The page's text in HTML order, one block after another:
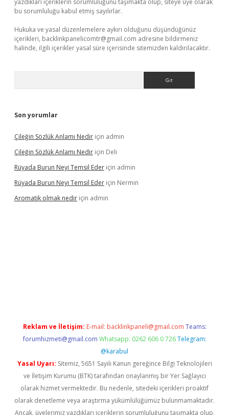
yazdıkları içeriklerin sorumluluğunu taşımakta olup, siteye üye olarak
bu sorumluluğu kabul etmiş sayılırlar.
Hukuka ve yasal düzenlemelere aykırı olduğunu düşündüğünüz
içerikleri, backlinkpanelicomtr@gmail.com adresine bildirmeniz
halinde, ilgili içerikler yasal süre içerisinde sitemizden kaldırılacaktır.
Son yorumlar
Çileğin Sözlük Anlamı Nedir için admin
Çileğin Sözlük Anlamı Nedir için Deli
Rüyada Burun Neyi Temsil Eder için admin
Rüyada Burun Neyi Temsil Eder için Nermin
Aromatik olmak nedir için admin
Reklam ve İletişim: E-mail: backlinkpaneli@gmail.com Teams:
forumhizmeti@gmail.com Whatsapp: 0262 606 0 726 Telegram:
@karabul
Yasal Uyarı: Sitemiz, 5651 Sayılı Kanun gereğince Bilgi Teknolojileri
ve İletişim Kurumu (BTK) tarafından onaylanmış bir Yer Sağlayıcı
olarak hizmet vermektedir. Bu nedenle, sitedeki içerikleri proaktif
olarak denetleme veya araştırma yükümlülüğümüz bulunmamaktadır.
Ancak, üyelerimiz yazdıkları içeriklerin sorumluluğunu taşımakta olup,